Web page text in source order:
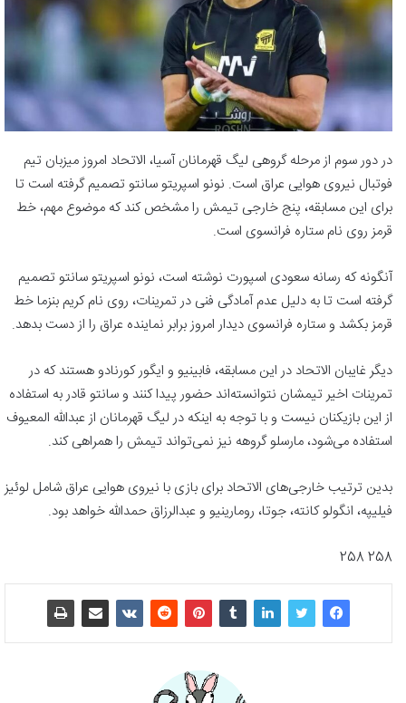
در دور سوم از مرحله گروهی لیگ قهرمانان آسیا، الاتحاد امروز میزبان تیم
فوتبال نیروی هوایی عراق است. نونو اسپریتو سانتو تصمیم گرفته است تا
برای این مسابقه، پنج خارجی تیمش را مشخص کند که موضوع مهم، خط
قرمز روی نام ستاره فرانسوی است.
آنگونه که رسانه سعودی اسپورت نوشته است، نونو اسپریتو سانتو تصمیم
گرفته است تا به دلیل عدم آمادگی فنی در تمرینات، روی نام کریم بنزما خط
قرمز بکشد و ستاره فرانسوی دیدار امروز برابر نماینده عراق را از دست بدهد.
دیگر غایبان الاتحاد در این مسابقه، فابینیو و ایگور کورنادو هستند که در
تمرینات اخیر تیمشان نتوانسته‌اند حضور پیدا کنند و سانتو قادر به استفاده
از این بازیکنان نیست و با توجه به اینکه در لیگ قهرمانان از عبدالله المعیوف
استفاده می‌شود، مارسلو گروهه نیز نمی‌تواند تیمش را همراهی کند.
بدین ترتیب خارجی‌های الاتحاد برای بازی با نیروی هوایی عراق شامل لوئیز
فیلیپه، انگولو کانته، جوتا، رومارینیو و عبدالرزاق حمدالله خواهد بود.
258 258